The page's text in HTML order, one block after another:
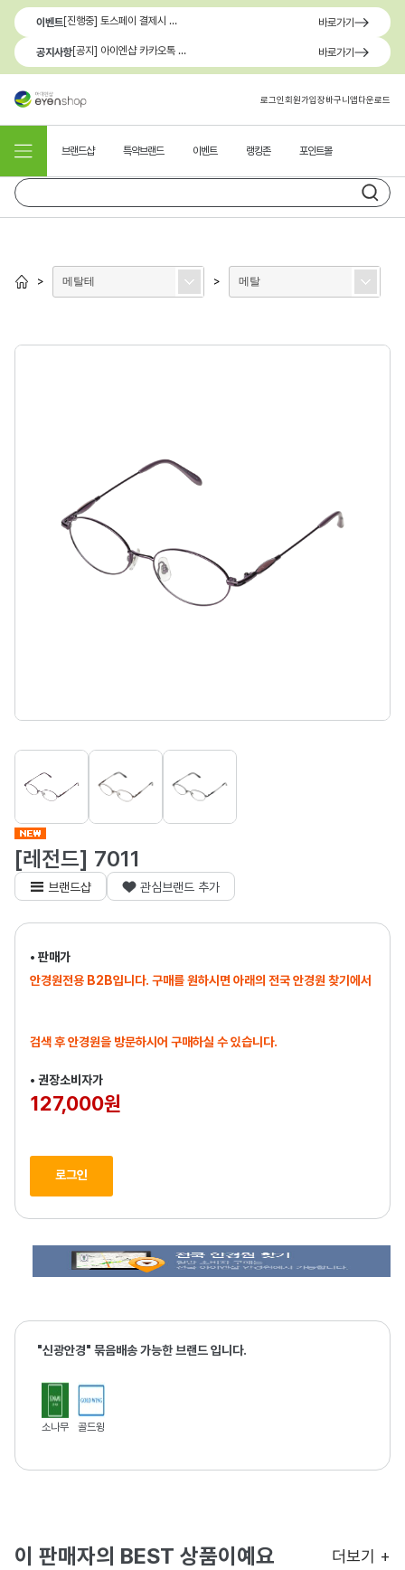
이벤트 [진행중] 토스페이 결제시 최대 1.3만원 혜택 바로가기
공지사항 [공지] 아이엔샵 카카오톡 1:1 문의 채널 이용 안내 바로가기
로그인회원가입장바구니앱다운로드
브랜드샵 특약브랜드 이벤트 랭킹존 포인트몰
> 메탈테 > 메탈
[레전드] 7011
브랜드샵 관심브랜드 추가
• 판매가
안경원전용 B2B입니다. 구매를 원하시면 아래의 전국 안경원 찾기에서
검색 후 안경원을 방문하시어 구매하실 수 있습니다.
• 권장소비자가
127,000원
로그인
"신광안경" 묶음배송 가능한 브랜드 입니다.
소나무 골드윙
이 판매자의 BEST 상품이예요 더보기 +